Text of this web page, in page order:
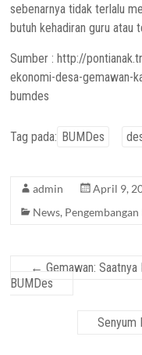
sebenarnya tidak terlalu
butuh kehadiran guru atau
Sumber : http://
ekonomi-desa-gemawan-
bumdes
Tag pada: BUMDes
admin
April 9,
News,
← Gemawan:
BUMDes
Senyum